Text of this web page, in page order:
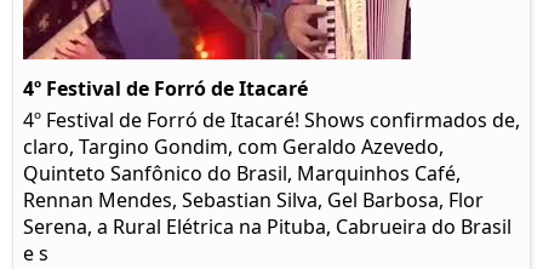
4º Festival de Forró de Itacaré
4º Festival de Forró de Itacaré! Shows confirmados de,
claro, Targino Gondim, com Geraldo Azevedo,
Quinteto Sanfônico do Brasil, Marquinhos Café,
Rennan Mendes, Sebastian Silva, Gel Barbosa, Flor
Serena, a Rural Elétrica na Pituba, Cabrueira do Brasil
e s